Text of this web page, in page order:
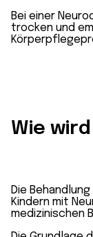
Bei einer
trocken und
Wie
Die
Kindern mit
medizinischen